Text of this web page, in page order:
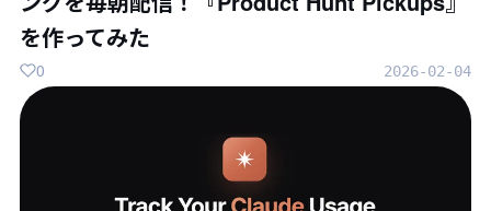
を作ってみた
2026-02-04
0